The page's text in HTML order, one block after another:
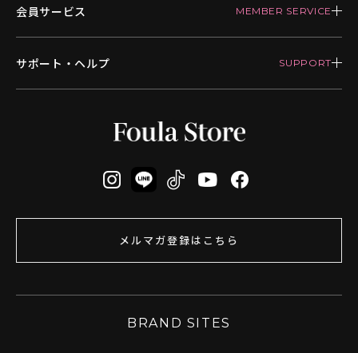
会員サービス
サポート・ヘルプ
メルマガ登録はこちら
BRAND SITES